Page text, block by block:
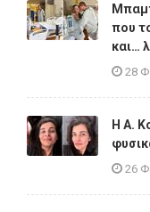
που
και…
28
Η A.
26